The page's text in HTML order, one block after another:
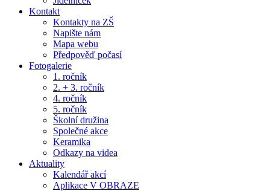
Kontakt
Kontakty na ZŠ
Napište nám
Mapa webu
Předpověď počasí
Fotogalerie
1. ročník
2. + 3. ročník
4. ročník
5. ročník
Školní družina
Společné akce
Keramika
Odkazy na videa
Aktuality
Kalendář akcí
Aplikace V OBRAZE